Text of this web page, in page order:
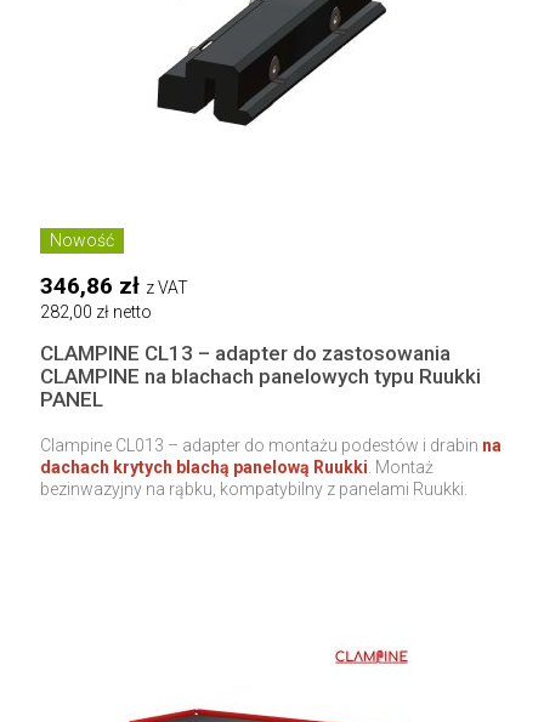
Nowość
346,86 zł z VAT
282,00 zł netto
CLAMPINE CL13 – adapter do zastosowania
CLAMPINE na blachach panelowych typu Ruukki
PANEL
Clampine CL013 – adapter do montażu podestów i drabin na
dachach krytych blachą panelową Ruukki . Montaż
bezinwazyjny na rąbku, kompatybilny z panelami Ruukki.